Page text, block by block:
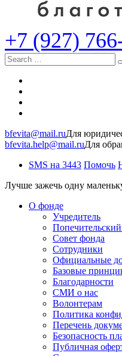
+7 (927)
bfevita@mail.ruДля
bfevita.help@mail.ruДля
SMS на 3443 Помочь
Лучше зажечь одну
О фонде
Учредитель
Попечительский
Совет фонда
Сотрудники
Официальные
Базовые
Благодарности
СМИ о нас
Волонтерам
Политика
Перечень
Безопасность
Публичная